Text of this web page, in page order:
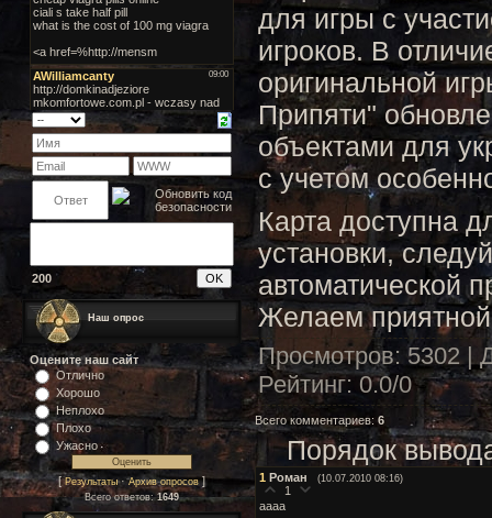
200
Наш опрос
Оцените наш сайт
Отлично
Хорошо
Неплохо
Плохо
Ужасно
[Результаты·Архив опросов]
Всего ответов:1649
для игры с
игроков. В
оригинальной
Припяти"
объектами для
с учетом
Карта доступна
установки,
автоматической
Желаем
Просмотров: 5302 |
Рейтинг: 0.0/0
Всего комментариев: 6
Порядок
1 Роман (10.07.2010 08:16)
1
aaaa